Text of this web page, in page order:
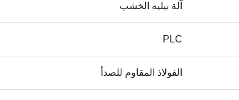
آلة بيليه الخشب
PLC
الفولاذ المقاوم للصدأ